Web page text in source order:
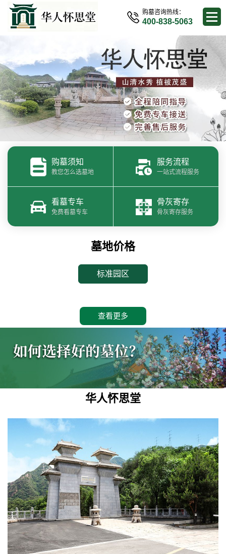
购墓咨询热线：
400-838-5063
购墓须知
教您怎么选墓地
服务流程
一站式流程服务
看墓专车
免费看墓专车
骨灰寄存
骨灰寄存服务
墓地价格
标准园区
查看更多
华人怀思堂